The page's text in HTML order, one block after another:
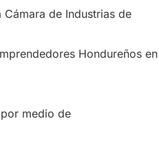
de Industrias de
Hondureños en
medio de